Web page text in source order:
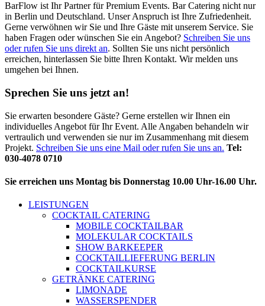
BarFlow ist Ihr Partner für Premium Events. Bar Catering nicht nur
in Berlin und Deutschland. Unser Anspruch ist Ihre Zufriedenheit.
Gerne verwöhnen wir Sie und Ihre Gäste mit unserem Service. Sie
haben Fragen oder wünschen Sie ein Angebot? Schreiben Sie uns
oder rufen Sie uns direkt an. Sollten Sie uns nicht persönlich
erreichen, hinterlassen Sie bitte Ihren Kontakt. Wir melden uns
umgehen bei Ihnen.
Sprechen Sie uns jetzt an!
Sie erwarten besondere Gäste? Gerne erstellen wir Ihnen ein
individuelles Angebot für Ihr Event. Alle Angaben behandeln wir
vertraulich und verwenden sie nur im Zusammenhang mit diesem
Projekt. Schreiben Sie uns eine Mail oder rufen Sie uns an. Tel:
030-4078 0710
Sie erreichen uns Montag bis Donnerstag 10.00 Uhr-16.00 Uhr.
LEISTUNGEN
COCKTAIL CATERING
MOBILE COCKTAILBAR
MOLEKULAR COCKTAILS
SHOW BARKEEPER
COCKTAILLIEFERUNG BERLIN
COCKTAILKURSE
GETRÄNKE CATERING
LIMONADE
WASSERSPENDER